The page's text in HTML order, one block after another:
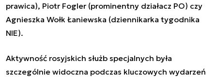
prawica), Piotr Fogler (prominentny działacz PO) czy
Agnieszka Wołk Łaniewska (dziennikarka tygodnika
NIE).
Aktywność rosyjskich służb specjalnych była
szczególnie widoczna podczas kluczowych wydarzeń